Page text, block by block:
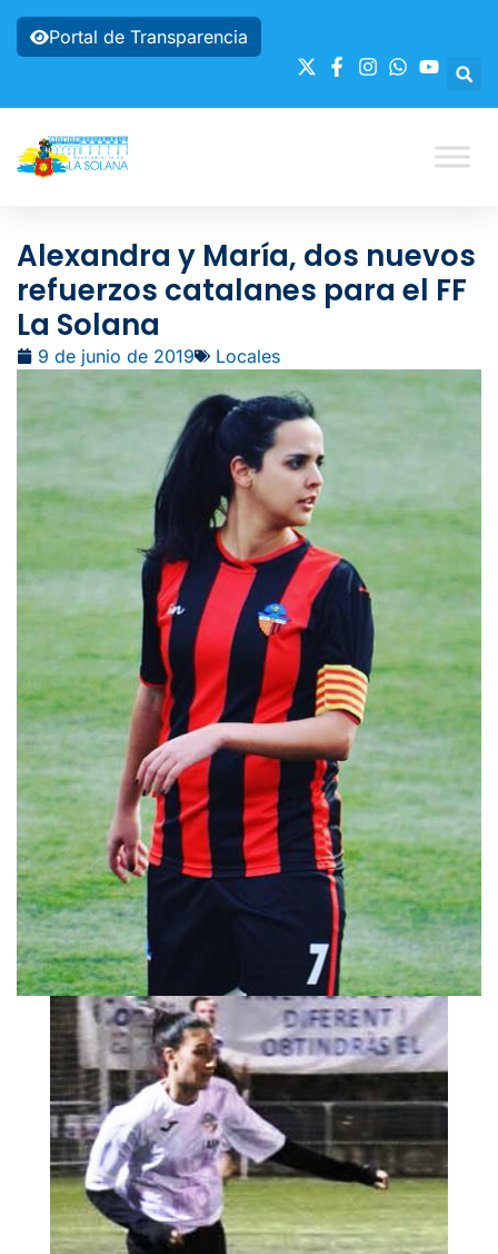
Portal de Transparencia
Alexandra y María, dos nuevos
refuerzos catalanes para el FF
La Solana
9 de junio de 2019 Locales